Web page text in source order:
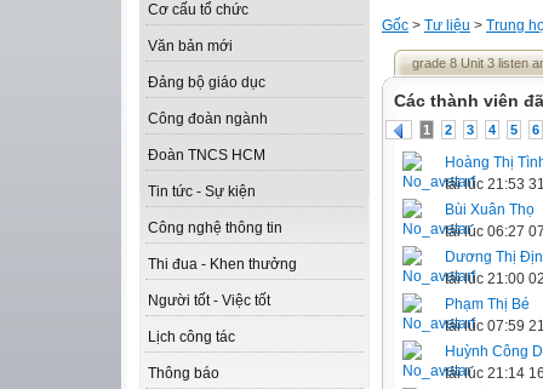
Cơ cấu tổ chức
Văn bản mới
Đảng bộ giáo dục
Công đoàn ngành
Đoàn TNCS HCM
Tin tức - Sự kiện
Công nghệ thông tin
Thi đua - Khen thưởng
Người tốt - Việc tốt
Lịch công tác
Thông báo
Gốc > Tư liệu > Trung
grade 8 Unit 3 listen
Các thành viên
1 2 3 4 5 6
Hoàng Thị
tải lúc 21:53
Bùi Xuân Thọ
tải lúc 06:27
Dương Thị
tải lúc 21:00
Phạm Thị Bé
tải lúc 07:59
Huỳnh Công
tải lúc 21:14